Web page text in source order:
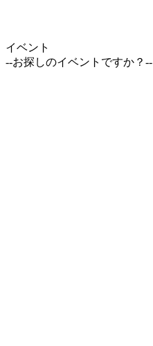
イベント
--お探しのイベントですか？--